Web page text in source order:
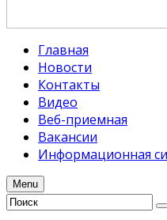
Главная
Новости
Контакты
Видео
Веб-приемная
Вакансии
Информационная
Menu